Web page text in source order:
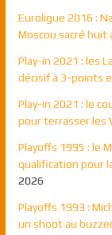
Euroligue 2016 :
Moscou sacré huit
Play-in 2021 : les
décisif à 3-points
Play-in 2021 : le
pour terrasser les
Playoffs 1995 : le
qualification pour
2026
Playoffs 1993 :
un shoot au